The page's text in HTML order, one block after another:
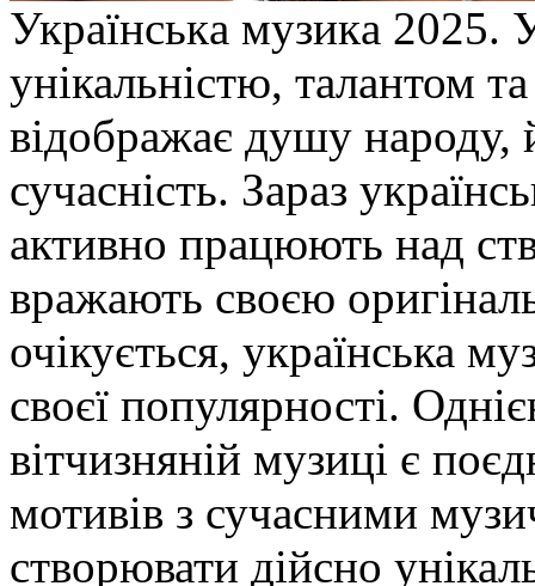
Укрaїнськa музикa 2025.
унікальністю, талантом
відображає душу народу,
сучасність. Зараз
активно працюють над
вражають своєю
очікується, українська
своєї популярності.
вітчизняній музиці є
мотивів з сучасними
створювати дійсно